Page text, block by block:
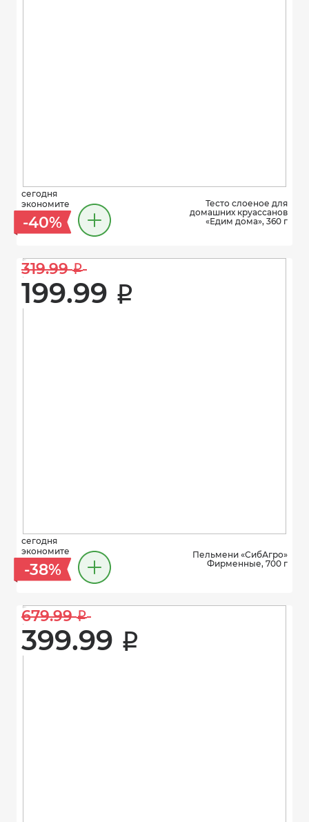
сегодня
экономите
-40%
Тесто слоеное для
домашних круассанов
«Едим дома», 360 г
319.99 i
199.99 i
сегодня
экономите
-38%
Пельмени «СибАгро»
Фирменные, 700 г
679.99 i
399.99 i